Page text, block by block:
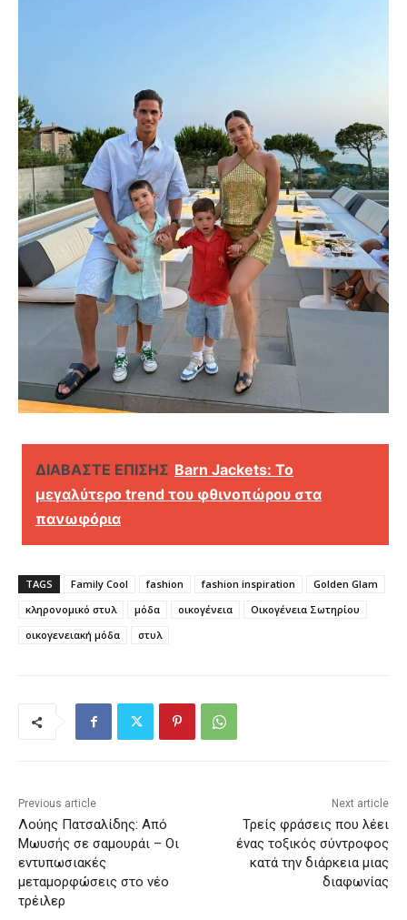
ΔΙΑΒΑΣΤΕ ΕΠΙΣΗΣ Barn Jackets: Το
μεγαλύτερο trend του φθινοπώρου στα
πανωφόρια
TAGS Family Cool fashion fashion inspiration
Golden Glam
κληρονομικό στυλ
μόδα οικογένεια
Οικογένεια Σωτηρίου
οικογενειακή μόδα
στυλ
Previous article
Λούης Πατσαλίδης: Από
Μωυσής σε σαμουράι – Οι
εντυπωσιακές
μεταμορφώσεις στο νέο
τρέιλερ
Next article
Τρείς φράσεις που λέει
ένας τοξικός σύντροφος
κατά την διάρκεια μιας
διαφωνίας